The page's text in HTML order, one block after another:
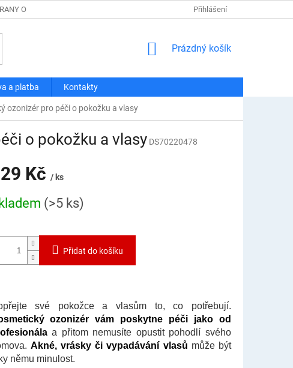
OSOBNÍCH ÚDAJŮ DOPRAVA A PLATBA
Přihlášení
NÁKUPNÍ
Prázdný košík
a platba Kontakty
ozonizér pro péči o pokožku a vlasy
o pokožku a vlasy DS70220478
Kč / ks
(>5 ks)
Přidat do košíku
své pokožce a vlasům to, co potřebují.
ozonizér vám poskytne péči jako od
a přitom nemusíte opustit pohodlí svého
Akné, vrásky či vypadávání vlasů může být
němu minulost.